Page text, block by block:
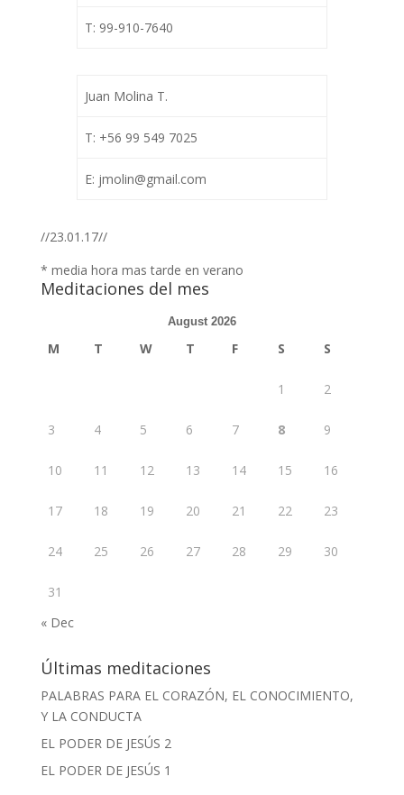
T: 99-910-7640
Juan Molina T.
T: +56 99 549 7025
E: jmolin@gmail.com
//23.01.17//
* media hora mas tarde en verano
Meditaciones del mes
August 2026
M T W T F S S
1 2
3 4 5 6 7 8 9
10 11 12 13 14 15 16
17 18 19 20 21 22 23
24 25 26 27 28 29 30
31
« Dec
Últimas meditaciones
PALABRAS PARA EL CORAZÓN, EL CONOCIMIENTO,
Y LA CONDUCTA
EL PODER DE JESÚS 2
EL PODER DE JESÚS 1